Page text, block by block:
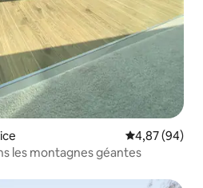
Évaluation
4,87 (94)
les montagnes géantes